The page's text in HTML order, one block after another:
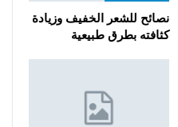
نصائح للشعر الخفيف وزيادة
كثافته بطرق طبيعية